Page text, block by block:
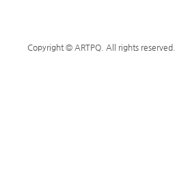
Copyright © ARTPQ. All rights reserved.